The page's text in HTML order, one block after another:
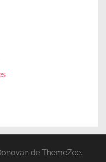
de ThemeZee.